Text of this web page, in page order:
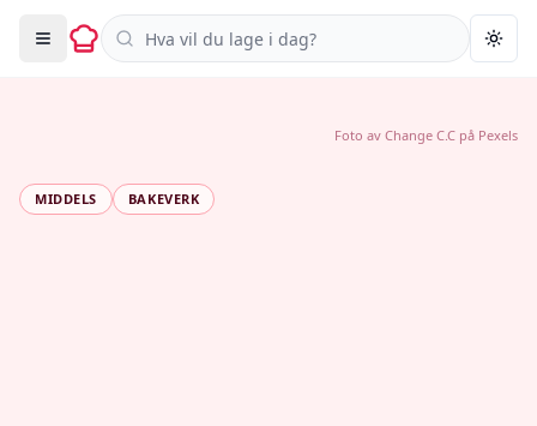
Søk i oppskrifter
MIDDELS BAKEVERK
Foto av Change C.C på Pexels